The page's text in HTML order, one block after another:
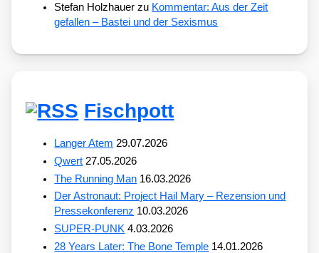
Stefan Holzhauer zu Kommentar: Aus der Zeit
gefallen – Bastei und der Sexismus
Fischpott
Langer Atem 29.07.2026
Qwert 27.05.2026
The Running Man 16.03.2026
Der Astronaut: Project Hail Mary – Rezension und
Pressekonferenz 10.03.2026
SUPER-PUNK 4.03.2026
28 Years Later: The Bone Temple 14.01.2026